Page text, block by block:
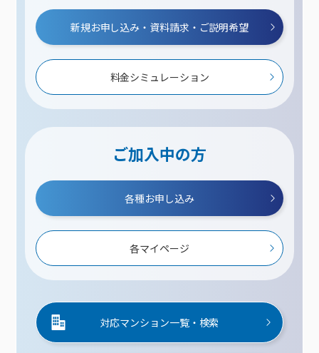
新規お申し込み・資料請求・ご説明希望
料金シミュレーション
ご加入中の方
各種お申し込み
各マイページ
対応マンション一覧・検索